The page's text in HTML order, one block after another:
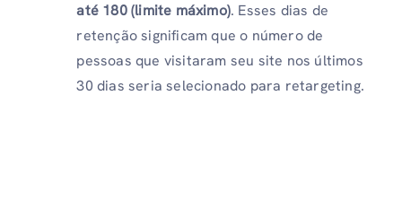
até 180 (limite máximo). Esses dias de
retenção significam que o número de
pessoas que visitaram seu site nos últimos
30 dias seria selecionado para retargeting.